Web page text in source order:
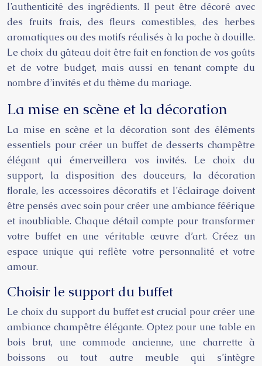
l’authenticité des ingrédients. Il peut être décoré avec
des fruits frais, des fleurs comestibles, des herbes
aromatiques ou des motifs réalisés à la poche à douille.
Le choix du gâteau doit être fait en fonction de vos goûts
et de votre budget, mais aussi en tenant compte du
nombre d’invités et du thème du mariage.
La mise en scène et la décoration
La mise en scène et la décoration sont des éléments
essentiels pour créer un buffet de desserts champêtre
élégant qui émerveillera vos invités. Le choix du
support, la disposition des douceurs, la décoration
florale, les accessoires décoratifs et l’éclairage doivent
être pensés avec soin pour créer une ambiance féérique
et inoubliable. Chaque détail compte pour transformer
votre buffet en une véritable œuvre d’art. Créez un
espace unique qui reflète votre personnalité et votre
amour.
Choisir le support du buffet
Le choix du support du buffet est crucial pour créer une
ambiance champêtre élégante. Optez pour une table en
bois brut, une commode ancienne, une charrette à
boissons ou tout autre meuble qui s’intègre